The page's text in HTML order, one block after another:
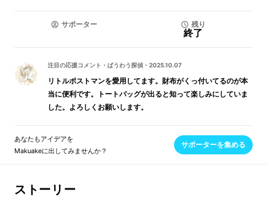
サポーター 残り
終了
注目の応援コメント ・ ばうわう探偵 ・ 2025.10.07
リトルポストマンを愛用してます。財布がくっ付いてるのが本
当に便利です。トートバッグが出ると知って楽しみにしていま
した。よろしくお願いします。
あなたもアイデアを
Makuakeに出してみませんか？
サポーターを集める
ストーリー